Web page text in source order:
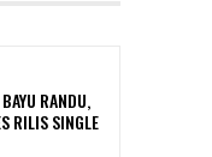
RANDU,
RILIS SINGLE